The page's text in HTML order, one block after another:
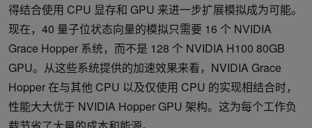
得结合使用 CPU 显存和 GPU 来进一步扩展模拟成为可能。
现在，40 量子位状态向量的模拟只需要 16 个 NVIDIA
Grace Hopper 系统，而不是 128 个 NVIDIA H100 80GB
GPU。从这些系统提供的加速效果来看，NVIDIA Grace
Hopper 在与其他 CPU 以及仅使用 CPU 的实现相结合时，
性能大大优于 NVIDIA Hopper GPU 架构。这为每个工作负